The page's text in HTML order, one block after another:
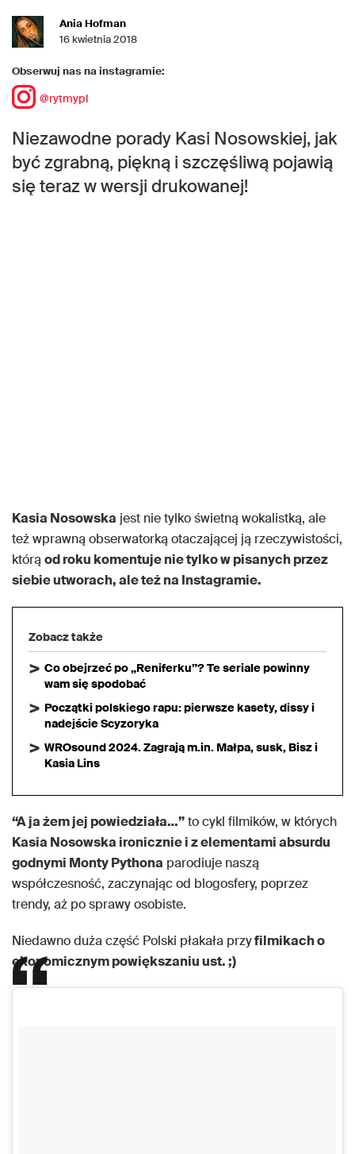
Ania Hofman
16 kwietnia 2018
Obserwuj nas na instagramie:
@rytmypl
Niezawodne porady Kasi Nosowskiej, jak
być zgrabną, piękną i szczęśliwą pojawią
się teraz w wersji drukowanej!
Kasia Nosowska jest nie tylko świetną wokalistką, ale
też wprawną obserwatorką otaczającej ją rzeczywistości,
którąod roku komentuje nie tylko w pisanych przez
siebie utworach, ale też na Instagramie.
Zobacz także
Co obejrzeć po „Reniferku”? Te seriale powinny
wam się spodobać
Początki polskiego rapu: pierwsze kasety, dissy i
nadejście Scyzoryka
WROsound 2024. Zagrają m.in. Małpa, susk, Bisz i
Kasia Lins
“A ja żem jej powiedziała…”to cykl filmików, w których
Kasia Nosowska ironicznie i z elementami absurdu
godnymi Monty Pythona parodiuje naszą
współczesność, zaczynając od blogosfery, poprzez
trendy, aż po sprawy osobiste.
Niedawno duża część Polski płakała przyfilmikach o
ekonomicznym powiększaniu ust. ;)